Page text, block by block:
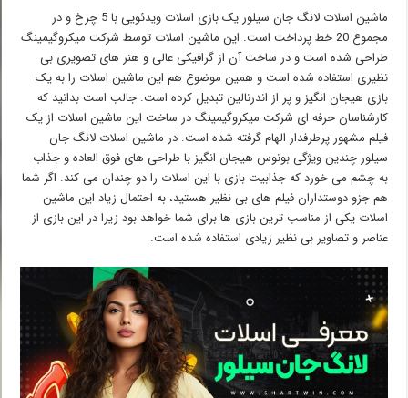
ماشین اسلات لانگ جان سیلور یک بازی اسلات ویدئویی با 5 چرخ و در
مجموع 20 خط پرداخت است. این ماشین اسلات توسط شرکت میکروگیمینگ
طراحی شده است و در ساخت آن از گرافیکی عالی و هنر های تصویری بی
نظیری استفاده شده است و همین موضوع هم این ماشین اسلات را به یک
بازی هیجان انگیز و پر از اندرنالین تبدیل کرده است. جالب است بدانید که
کارشناسان حرفه ای شرکت میکروگیمینگ در ساخت این ماشین اسلات از یک
فیلم مشهور پرطرفدار الهام گرفته شده است. در ماشین اسلات لانگ جان
سیلور چندین ویژگی بونوس هیجان انگیز با طراحی های فوق العاده و جذاب
به چشم می خورد که جذابیت بازی با این اسلات را دو چندان می کند. اگر شما
هم جزو دوستداران فیلم های بی نظیر هستید، به احتمال زیاد این ماشین
اسلات یکی از مناسب ترین بازی ها برای شما خواهد بود زیرا در این بازی از
عناصر و تصاویر بی نظیر زیادی استفاده شده است.